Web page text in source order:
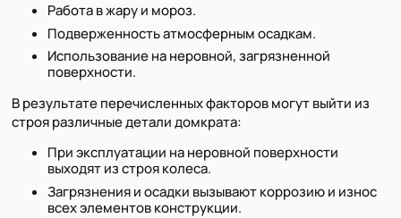
Работа в жару и мороз.
Подверженность атмосферным осадкам.
Использование на неровной, загрязненной
поверхности.
В результате перечисленных факторов могут выйти из
строя различные детали домкрата:
При эксплуатации на неровной поверхности
выходят из строя колеса.
Загрязнения и осадки вызывают коррозию и износ
всех элементов конструкции.